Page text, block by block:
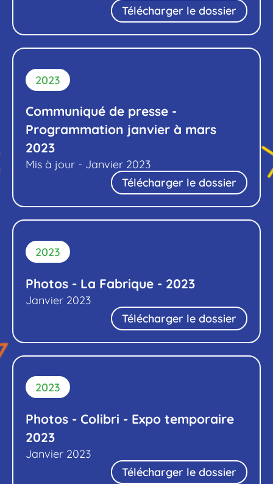
Télécharger le dossier
2023
Communiqué de presse -
Programmation janvier à mars
2023
Mis à jour - Janvier 2023
Télécharger le dossier
2023
Photos - La Fabrique - 2023
Janvier 2023
Télécharger le dossier
2023
Photos - Colibri - Expo temporaire
2023
Janvier 2023
Télécharger le dossier